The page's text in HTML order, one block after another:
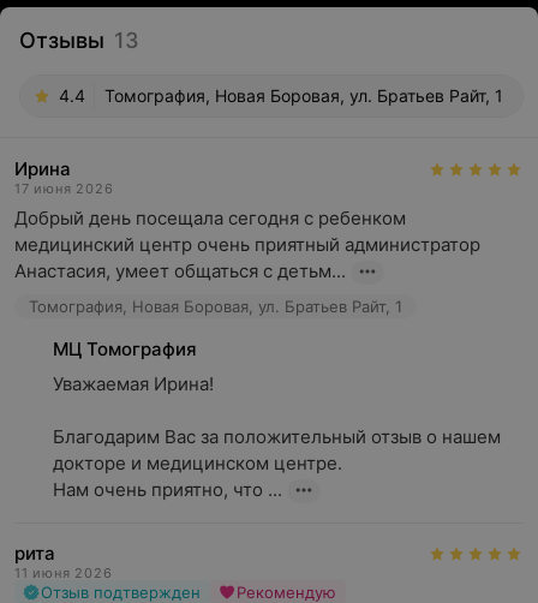
Отзывы 13
4.4 Томография, Новая Боровая, ул. Братьев Райт, 1
Ирина
17 июня 2026
Добрый день посещала сегодня с ребенком
медицинский центр очень приятный администратор
Анастасия, умеет общаться с детьм...
Томография, Новая Боровая, ул. Братьев Райт, 1
МЦ Томография
Уважаемая Ирина!
Благодарим Вас за положительный отзыв о нашем
докторе и медицинском центре.
Нам очень приятно, что ...
рита
11 июня 2026
Отзыв подтвержден Рекомендую